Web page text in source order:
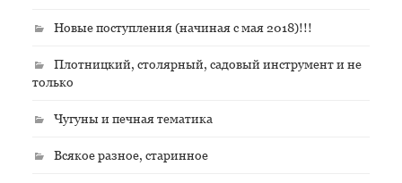
Новые поступления (начиная с мая 2018)!!!
Плотницкий, столярный, садовый инструмент и не
только
Чугуны и печная тематика
Всякое разное, старинное